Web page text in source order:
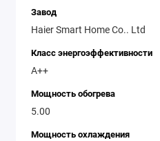
через голосовых
«Салют», что
комфорт и удобство.
самообслуживания:
обеззараживание
Завод
Haier Smart Home Co.. Ltd
Класс энергоэффективности
A++
Мощность обогрева
5.00
Мощность охлаждения